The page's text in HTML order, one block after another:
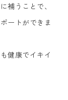
補うことで、
ートができま
健康でイキイ